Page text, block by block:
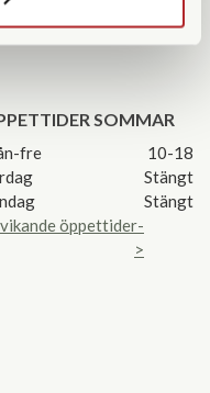
SOMMAR
fre
10-18
Stängt
Stängt
öppettider-
>